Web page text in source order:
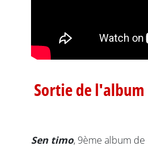
Sortie de
Sen timo, 9ème album de